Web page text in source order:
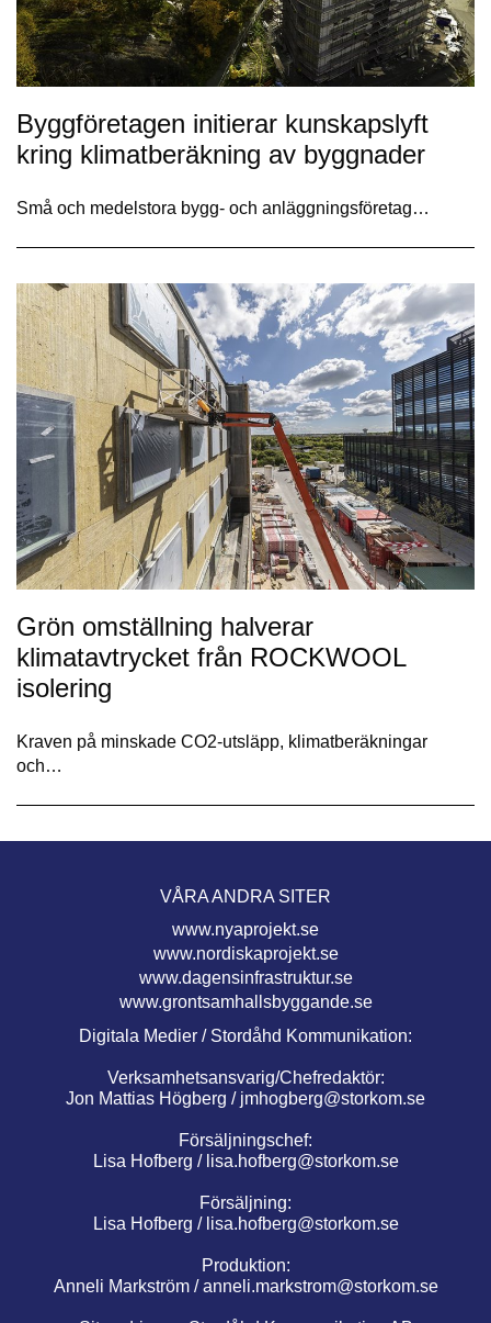
Byggföretagen initierar kunskapslyft
kring klimatberäkning av byggnader
Små och medelstora bygg- och anläggningsföretag…
Grön omställning halverar
klimatavtrycket från ROCKWOOL
isolering
Kraven på minskade CO2-utsläpp, klimatberäkningar
och…
VÅRA ANDRA SITER
www.nyaprojekt.se
www.nordiskaprojekt.se
www.dagensinfrastruktur.se
www.grontsamhallsbyggande.se
Digitala Medier / Stordåhd Kommunikation:
Verksamhetsansvarig/Chefredaktör:
Jon Mattias Högberg / jmhogberg@storkom.se
Försäljningschef:
Lisa Hofberg / lisa.hofberg@storkom.se
Försäljning:
Lisa Hofberg / lisa.hofberg@storkom.se
Produktion:
Anneli Markström /anneli.markstrom@storkom.se